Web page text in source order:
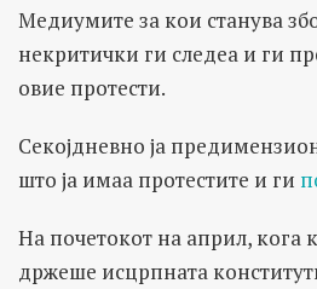
Медиумите за кои станува
некритички ги следеа и ги
овие протести.
Секојдневно ја
што ја имаа протестите и ги
На почетокот на април, кога
држеше исцрпната